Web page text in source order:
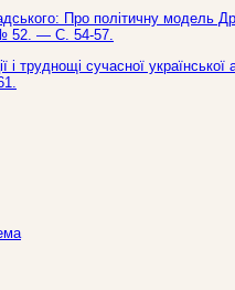
Про політичну модель
52. — С. 54-57.
і труднощі сучасної